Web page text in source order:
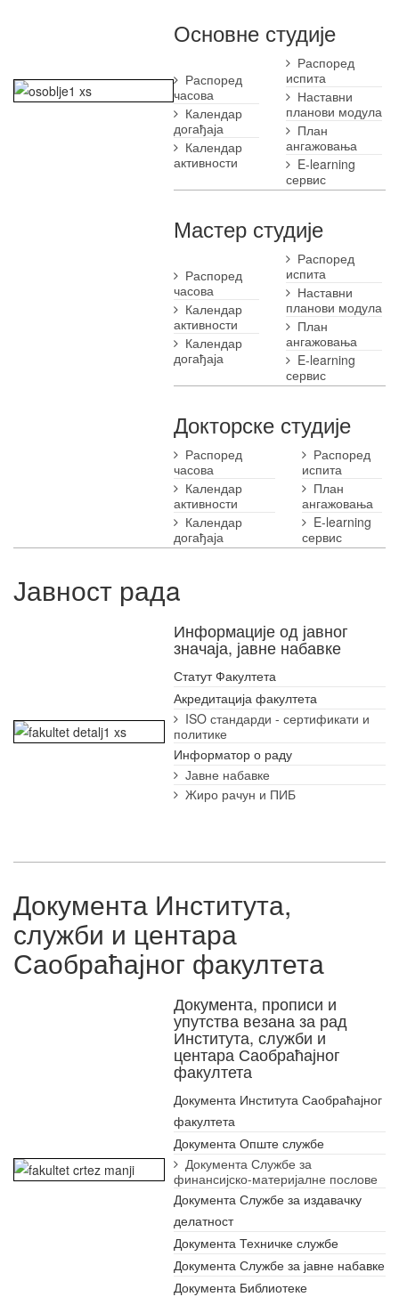
Основне студије
Распоред
часова
Календар
догађаја
Календар
активности
Распоред
испита
Наставни
планови модула
План
ангажовања
E-learning
сервис
Мастер студије
Распоред
часова
Календар
активности
Календар
догађаја
Распоред
испита
Наставни
планови модула
План
ангажовања
E-learning
сервис
Докторске студије
Распоред
часова
Календар
активности
Календар
догађаја
Распоред
испита
План
ангажовања
E-learning
сервис
Јавност радa
Информације од јавног
значаја, јавне набавке
Статут Факултета
Акредитација факултета
ISO стандарди - сертификати и
политике
Информатор о раду
Јавне набавке
Жиро рачун и ПИБ
Документа Института,
служби и центара
Саобраћајног факултета
Документа, прописи и
упутства везана за рад
Института, служби и
центара Саобраћајног
факултета
Документа Института Саобраћајног
факултета
Документа Опште службе
Документа Службе за
финансијско-материјалне послове
Документа Службе за издавачку
делатност
Документа Техничке службе
Документа Службе за јавне набавке
Документа Библиотеке